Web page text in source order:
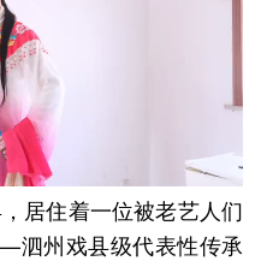
居住着一位被老艺人们
泗州戏县级代表性传承